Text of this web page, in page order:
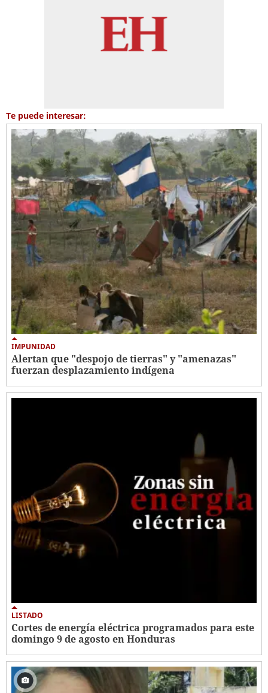
Te puede interesar:
IMPUNIDAD
Alertan que "despojo de tierras" y "amenazas"
fuerzan desplazamiento indígena
LISTADO
Cortes de energía eléctrica programados para este
domingo 9 de agosto en Honduras